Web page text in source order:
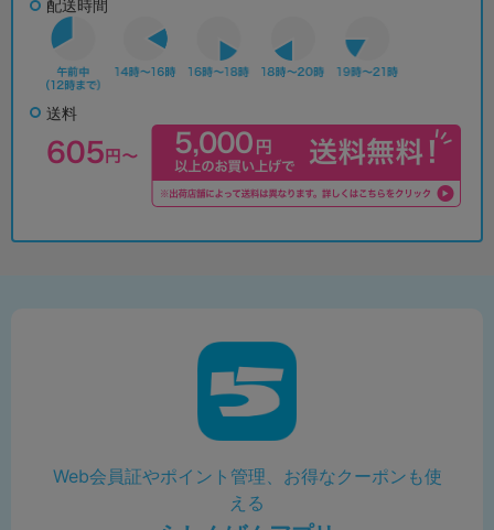
配送時間
送料
Web会員証やポイント管理、お得なクーポンも使
える